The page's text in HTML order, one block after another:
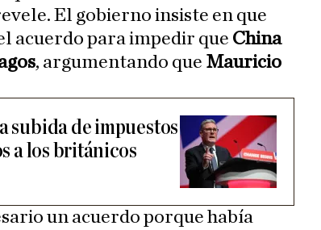
El gobierno insiste en que
acuerdo para impedir que China
, argumentando que Mauricio
subida de impuestos
a los británicos
un acuerdo porque había